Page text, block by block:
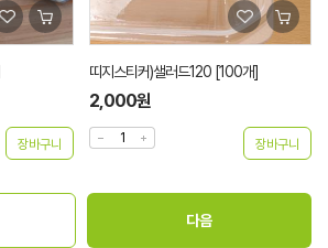
띠지스티커)샐러드120 [100개]
2,000원